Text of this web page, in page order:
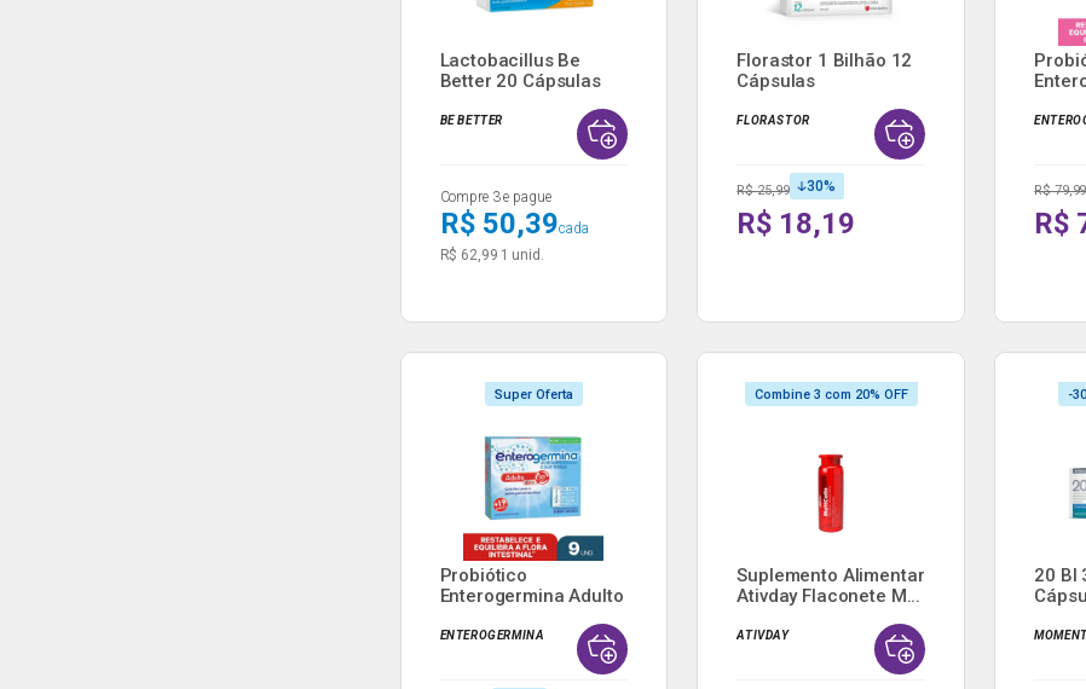
Lactobacillus Be
Better 20 Cápsulas
BE BETTER
Compre 3 e pague
R$ 50,39cada
R$ 62,99 1 unid.
Florastor 1 Bilhão 12
Cápsulas
FLORASTOR
R$ 25,99 30%
R$ 18,19
R$ 79,99
R$
Super Oferta
Probiótico
Enterogermina Adulto
ENTEROGERMINA
Combine 3 com 20% OFF
Suplemento Alimentar
Ativday Flaconete M...
ATIVDAY
-
20 BI